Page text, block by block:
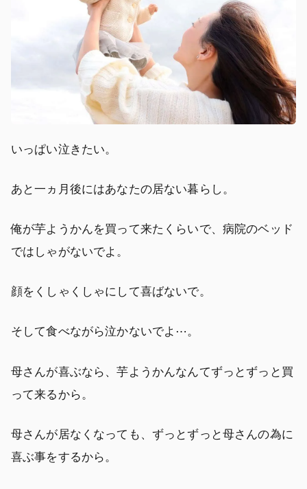
いっぱい泣きたい。
あと一ヵ月後にはあなたの居ない暮らし。
俺が芋ようかんを買って来たくらいで、病院のベッド
ではしゃがないでよ。
顔をくしゃくしゃにして喜ばないで。
そして食べながら泣かないでよ⋯。
母さんが喜ぶなら、芋ようかんなんてずっとずっと買
って来るから。
母さんが居なくなっても、ずっとずっと母さんの為に
喜ぶ事をするから。